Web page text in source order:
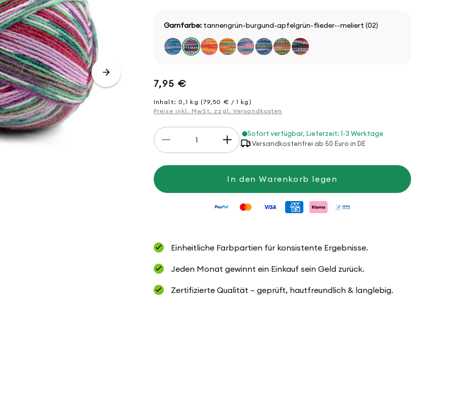
Garnfarbe: tannengrün-burgund-apfelgrün-flieder--meliert (02)
Normaler
Preis
7,95 €
Inhalt: 0,1 kg (79,50 € / 1 kg)
Preise inkl. MwSt. zzgl. Versandkosten
Anzahl
Verringere
für
Erhöhe
die
für
Socks
fach
Sofort verfügbar, Lieferzeit: 1-3 Werktage
Versandkostenfrei ab 50 Euro in DE
In den Warenkorb legen
Einheitliche Farbpartien für konsistente Ergebnisse.
Jeden Monat gewinnt ein Einkauf sein Geld zurück.
Zertifizierte Qualität – geprüft, hautfreundlich & langlebig.